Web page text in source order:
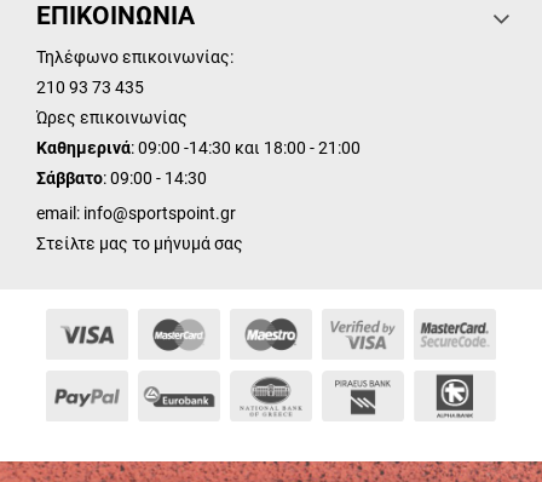
ΕΠΙΚΟΙΝΩΝΙΑ
Τηλέφωνο επικοινωνίας:
210 93 73 435
Ώρες επικοινωνίας
Καθημερινά: 09:00 -14:30 και 18:00 - 21:00
Σάββατο: 09:00 - 14:30
email: info@sportspoint.gr
Στείλτε μας το μήνυμά σας